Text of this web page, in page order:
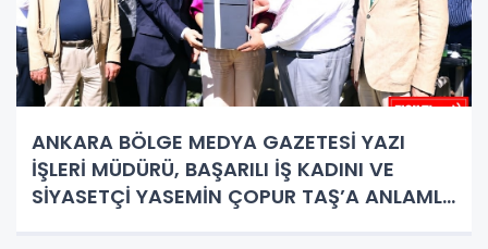
ANKARA BÖLGE MEDYA GAZETESİ YAZI
İŞLERİ MÜDÜRÜ, BAŞARILI İŞ KADINI VE
SİYASETÇİ YASEMİN ÇOPUR TAŞ’A ANLAMLI